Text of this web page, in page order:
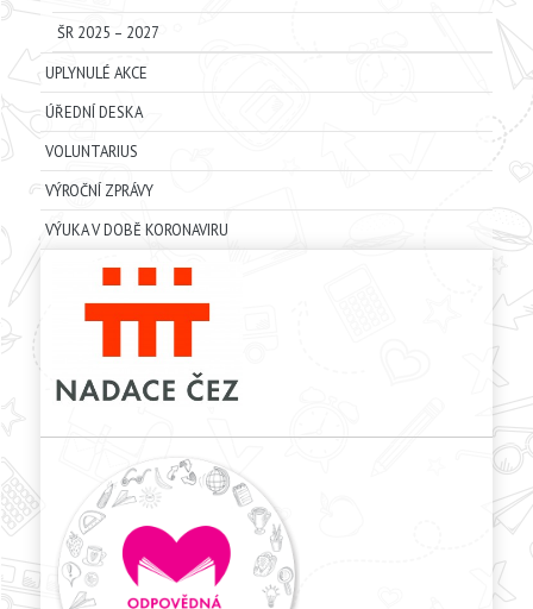
ŠR 2025 – 2027
UPLYNULÉ AKCE
ÚŘEDNÍ DESKA
VOLUNTARIUS
VÝROČNÍ ZPRÁVY
VÝUKA V DOBĚ KORONAVIRU